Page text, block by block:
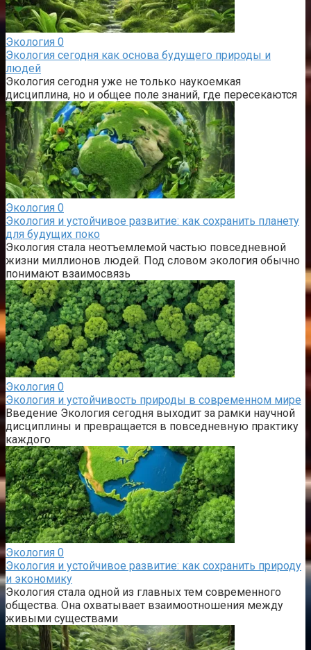
Экология 0
Экология сегодня как основа будущего природы и
людей
Экология сегодня уже не только наукоемкая
дисциплина, но и общее поле знаний, где пересекаются
Экология 0
Экология и устойчивое развитие: как сохранить планету
для будущих поко
Экология стала неотъемлемой частью повседневной
жизни миллионов людей. Под словом экология обычно
понимают взаимосвязь
Экология 0
Экология и устойчивость природы в современном мире
Введение Экология сегодня выходит за рамки научной
дисциплины и превращается в повседневную практику
каждого
Экология 0
Экология и устойчивое развитие: как сохранить природу
и экономику
Экология стала одной из главных тем современного
общества. Она охватывает взаимоотношения между
живыми существами